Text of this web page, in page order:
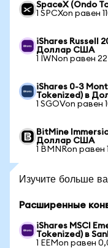
SpaceX (Ondo
1 SPCXon равен
iShares Russell
Доллар США
1 IWNon равен
iShares 0-3
Tokenized) в
1 SGOVon равен
BitMine
Доллар США
1 BMNRon равен
Изучите больше
Расширенные
iShares MSCI
Tokenized) в
1 EEMon равен